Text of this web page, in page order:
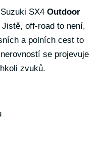
SX4 Outdoor
off-road to není,
a polních cest to
se projevuje
zvuků.